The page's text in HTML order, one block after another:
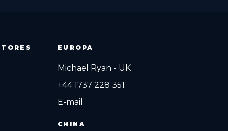
EUROPA
Michael Ryan - UK
+44 1737 228 351
E-mail
CHINA